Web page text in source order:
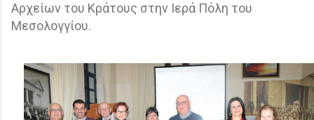
Αρχείων του Κράτους στην Ιερά Πόλη του
Μεσολογγίου.